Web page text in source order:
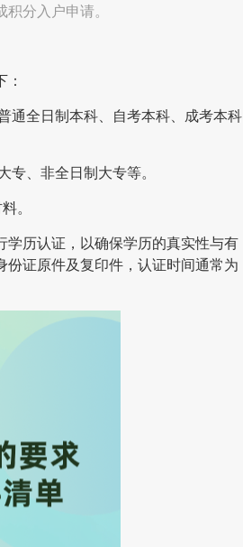
分入户申请。
通全日制本科、自考本科、成考本科
专、非全日制大专等。
。
学历认证，以确保学历的真实性与有
证原件及复印件，认证时间通常为